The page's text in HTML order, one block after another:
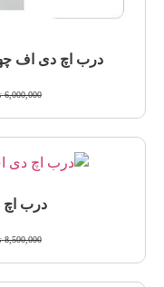
درب اچ دی اف
6,000,000
درب اچ
8,500,000